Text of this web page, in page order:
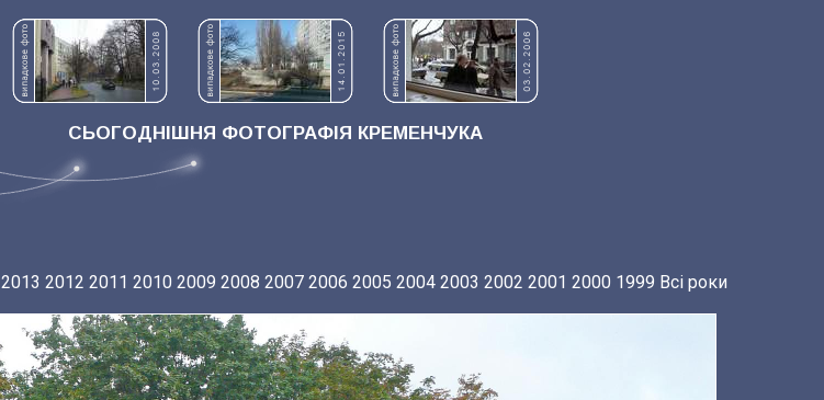
СЬОГОДНІШНЯ ФОТОГРАФІЯ КРЕМЕНЧУКА
2013 2012 2011 2010 2009 2008 2007 2006 2005 2004 2003 2002 2001 2000 1999 Всі роки